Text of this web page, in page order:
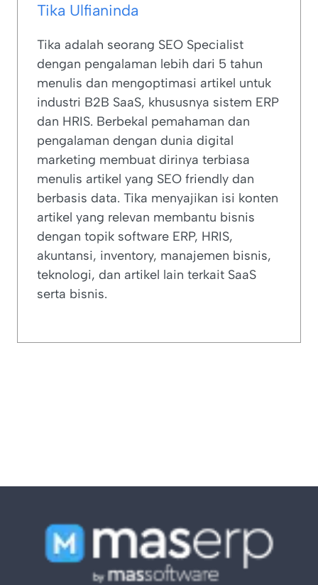
Tika Ulfianinda
Tika adalah seorang SEO Specialist
dengan pengalaman lebih dari 5 tahun
menulis dan mengoptimasi artikel untuk
industri B2B SaaS, khususnya sistem ERP
dan HRIS. Berbekal pemahaman dan
pengalaman dengan dunia digital
marketing membuat dirinya terbiasa
menulis artikel yang SEO friendly dan
berbasis data. Tika menyajikan isi konten
artikel yang relevan membantu bisnis
dengan topik software ERP, HRIS,
akuntansi, inventory, manajemen bisnis,
teknologi, dan artikel lain terkait SaaS
serta bisnis.